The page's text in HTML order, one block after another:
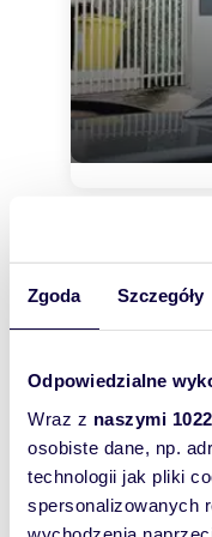
Zgoda Szczegóły
Odpowiedzialne
Wraz z naszymi
osobiste dane, np.
technologii jak pliki
spersonalizowanych